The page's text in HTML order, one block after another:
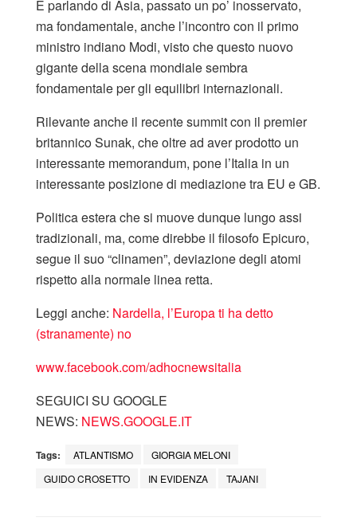
E parlando di Asia, passato un po’ inosservato,
ma fondamentale, anche l’incontro con il primo
ministro indiano Modi, visto che questo nuovo
gigante della scena mondiale sembra
fondamentale per gli equilibri internazionali.
Rilevante anche il recente summit con il premier
britannico Sunak, che oltre ad aver prodotto un
interessante memorandum, pone l’Italia in un
interessante posizione di mediazione tra EU e GB.
Politica estera che si muove dunque lungo assi
tradizionali, ma, come direbbe il filosofo Epicuro,
segue il suo “clinamen”, deviazione degli atomi
rispetto alla normale linea retta.
Leggi anche: Nardella, l’Europa ti ha detto
(stranamente) no
www.facebook.com/adhocnewsitalia
SEGUICI SU GOOGLE
NEWS: NEWS.GOOGLE.IT
Tags: ATLANTISMO
GIORGIA MELONI
GUIDO CROSETTO
IN EVIDENZA TAJANI